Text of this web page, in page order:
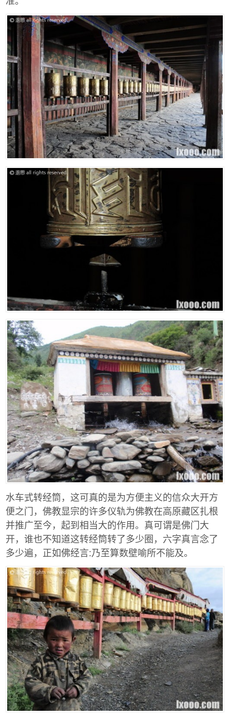
水车式转经筒，这可真的是为方便主义的信众大开方
便之门，佛教显宗的许多仪轨为佛教在高原藏区扎根
并推广至今，起到相当大的作用。真可谓是佛门大
开，谁也不知道这转经筒转了多少圈，六字真言念了
多少遍，正如佛经言:乃至算数壁喻所不能及。